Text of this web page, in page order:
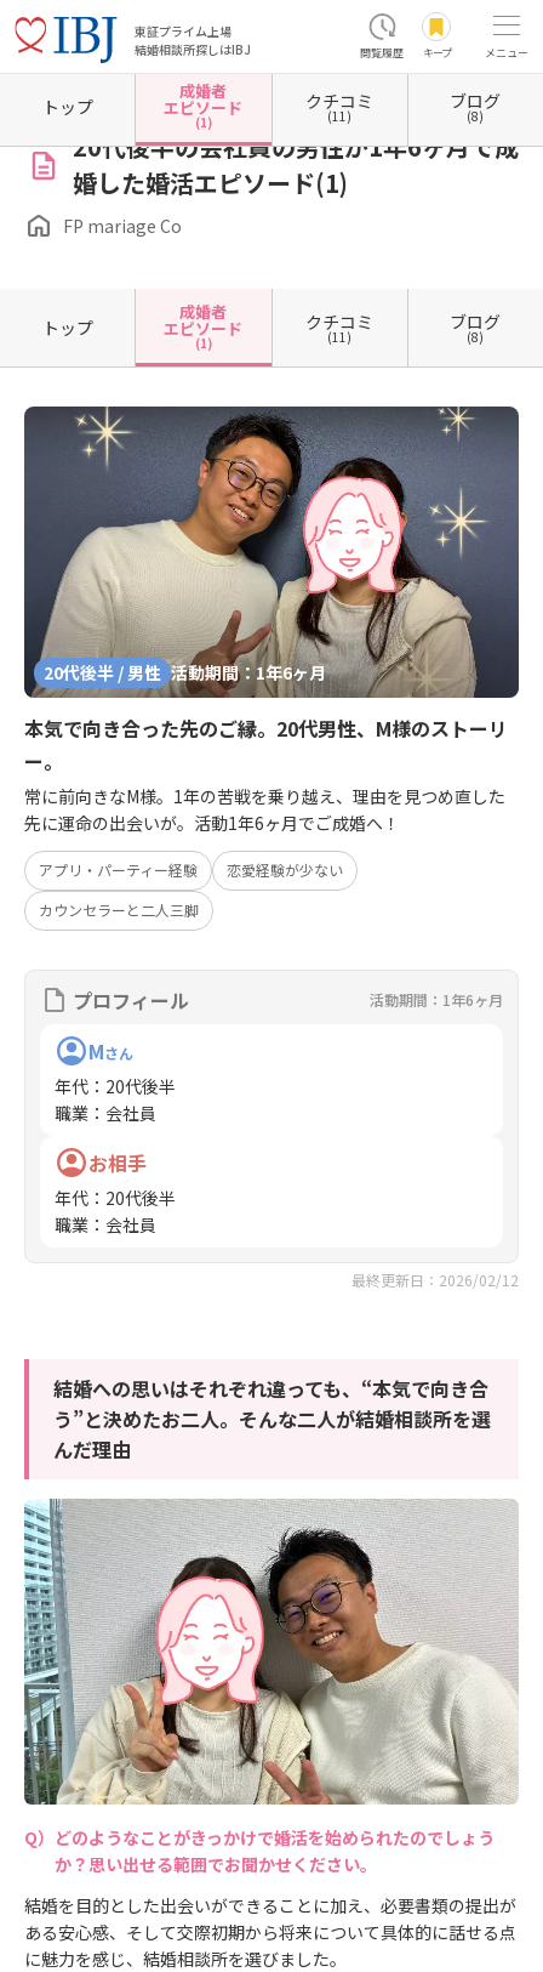
東証プライム上場
結婚相談所探しはIBJ
閲覧履歴 キープ メニュー
ホーム 埼玉県の結婚相談所 埼玉県さいたま市 埼玉県さいたま市中央区 FP mariage
20代後半の会社員の男性が1年6ヶ月で成
婚した婚活エピソード(1)
FP mariage Co
トップ
成婚者
エピソード
(1)
クチコミ
(11)
ブログ
(8)
トップ
成婚者
エピソード
(1)
クチコミ
(11)
ブログ
(8)
20代後半 / 男性 活動期間：1年6ヶ月
本気で向き合った先のご縁。20代男性、M様のストーリ
ー。
常に前向きなM様。1年の苦戦を乗り越え、理由を見つめ直した
先に運命の出会いが。活動1年6ヶ月でご成婚へ！
アプリ・パーティー経験
恋愛経験が少ない
カウンセラーと二人三脚
プロフィール 活動期間：1年6ヶ月
Mさん
年代 ： 20代後半
職業 ： 会社員
お相手
年代 ： 20代後半
職業 ： 会社員
最終更新日：2026/02/12
結婚への思いはそれぞれ違っても、“本気で向き合
う”と決めたお二人。そんな二人が結婚相談所を選
んだ理由
どのようなことがきっかけで婚活を始められたのでしょう
か？思い出せる範囲でお聞かせください。
結婚を目的とした出会いができることに加え、必要書類の提出が
ある安心感、そして交際初期から将来について具体的に話せる点
に魅力を感じ、結婚相談所を選びました。